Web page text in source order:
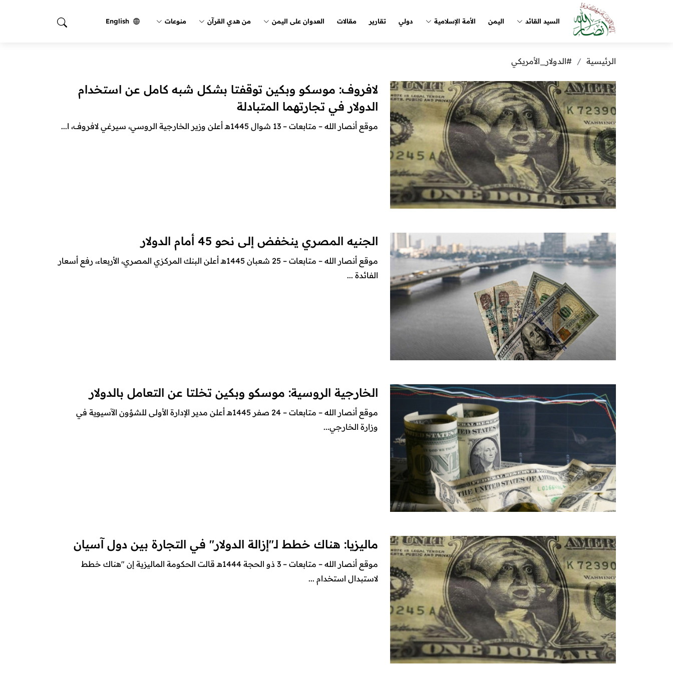
السيد القائد اليمن الأمة الإسلامية دولي تقارير مقالات العدوان على اليمن من هدي القرآن منوعات English
الرئيسية #الدولار_الأمريكي
لافروف: موسكو وبكين توقفتا بشكل شبه كامل عن استخدام
الدولار في تجارتهما المتبادلة
موقع أنصار الله – متابعات – 13 شوال 1445هـ أعلن وزير الخارجية الروسي، سيرغي لافروف، ا...
الجنيه المصري ينخفض إلى نحو 45 أمام الدولار
موقع أنصار الله – متابعات – 25 شعبان 1445هـ أعلن البنك المركزي المصري، الأربعاء، رفع أسعار
الفائدة ...
الخارجية الروسية: موسكو وبكين تخلتا عن التعامل بالدولار
موقع أنصار الله – متابعات – 24 صفر 1445هـ أعلن مدير الإدارة الأولى للشؤون الآسيوية في
وزارة الخارجي...
ماليزيا: هناك خطط لـ"إزالة الدولار" في التجارة بين دول آسيان
موقع أنصار الله – متابعات – 3 ذو الحجة 1444هـ قالت الحكومة الماليزية إن "هناك خطط
لاستبدال استخدام ...